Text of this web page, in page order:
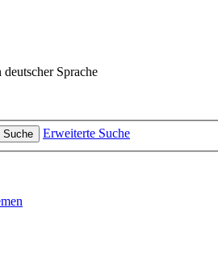
Sprache
Suche Erweiterte Suche